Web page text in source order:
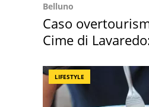
Belluno
Caso
Cime di
LIFESTYLE